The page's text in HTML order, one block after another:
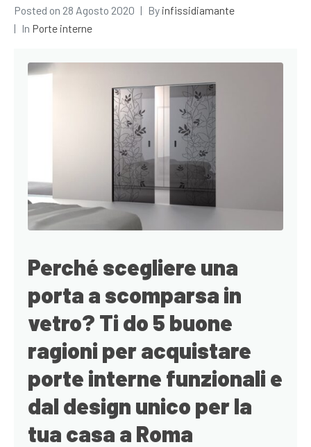
Posted on 28 Agosto 2020 By infissidiamante
In Porte interne
Perché scegliere una
porta a scomparsa in
vetro? Ti do 5 buone
ragioni per acquistare
porte interne funzionali e
dal design unico per la
tua casa a Roma